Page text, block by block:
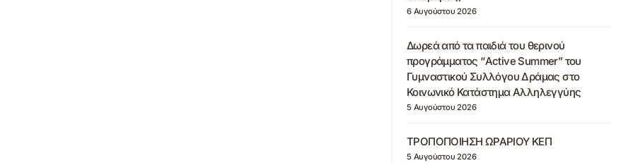
6 Αυγούστου 2026
Δωρεά από τα παιδιά του θερινού
προγράμματος “Active Summer” του
Γυμναστικού Συλλόγου Δράμας στο
Κοινωνικό Κατάστημα Αλληλεγγύης
5 Αυγούστου 2026
ΤΡΟΠΟΠΟΙΗΣΗ ΩΡΑΡΙΟΥ ΚΕΠ
5 Αυγούστου 2026